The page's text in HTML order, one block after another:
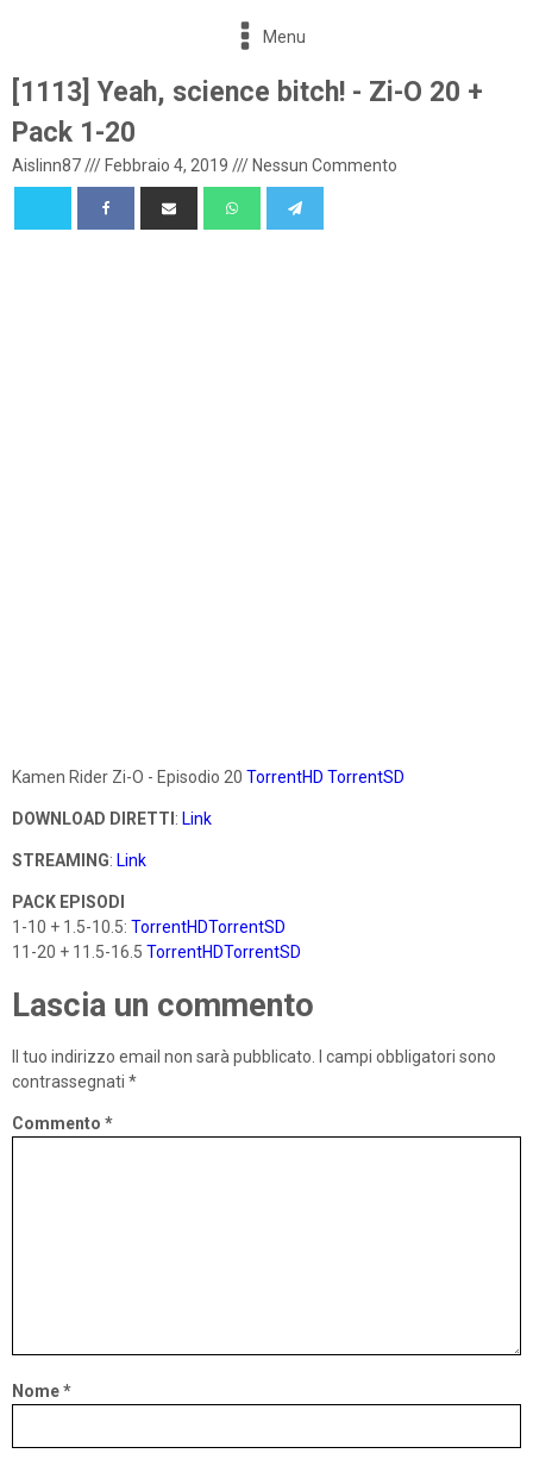
Menu
[1113] Yeah, science bitch! - Zi-O 20 +
Pack 1-20
Aislinn87/// Febbraio 4, 2019 /// Nessun Commento
Kamen Rider Zi-O - Episodio 20 TorrentHD TorrentSD
DOWNLOAD DIRETTI : Link
STREAMING: Link
PACK EPISODI
1-10 + 1.5-10.5: TorrentHDTorrentSD
11-20 + 11.5-16.5 TorrentHDTorrentSD
Lascia un commento
Il tuo indirizzo email non sarà pubblicato.
I campi obbligatori sono
contrassegnati *
Commento *
Nome*